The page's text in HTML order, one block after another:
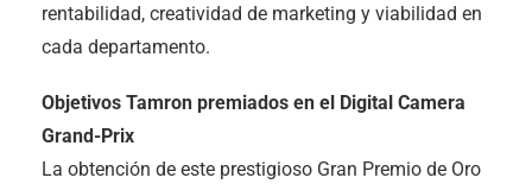
rentabilidad, creatividad de marketing y viabilidad en
cada departamento.
Objetivos Tamron premiados en el Digital Camera
Grand-Prix
La obtención de este prestigioso Gran Premio de Oro